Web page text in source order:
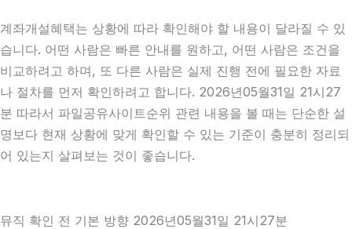
계좌개설혜택는 상황에 따라 확인해야 할 내용이 달라질 수 있
습니다. 어떤 사람은 빠른 안내를 원하고, 어떤 사람은 조건을
비교하려고 하며, 또 다른 사람은 실제 진행 전에 필요한 자료
나 절차를 먼저 확인하려고 합니다. 2026년05월31일 21시27
분 따라서 파일공유사이트순위 관련 내용을 볼 때는 단순한 설
명보다 현재 상황에 맞게 확인할 수 있는 기준이 충분히 정리되
어 있는지 살펴보는 것이 좋습니다.
뮤직 확인 전 기본 방향 2026년05월31일 21시27분